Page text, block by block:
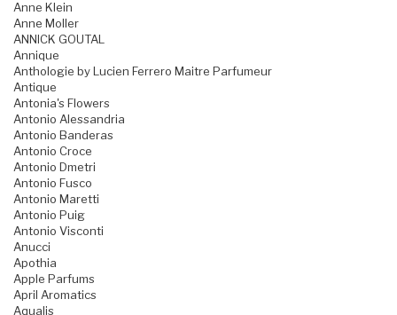
Anne Klein
Anne Moller
ANNICK GOUTAL
Annique
Anthologie by Lucien Ferrero Maitre Parfumeur
Antique
Antonia's Flowers
Antonio Alessandria
Antonio Banderas
Antonio Croce
Antonio Dmetri
Antonio Fusco
Antonio Maretti
Antonio Puig
Antonio Visconti
Anucci
Apothia
Apple Parfums
April Aromatics
Aqualis